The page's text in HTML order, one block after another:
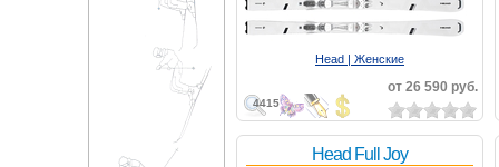
4415
от 26 590 руб.
Head | Женские
Head Full Joy